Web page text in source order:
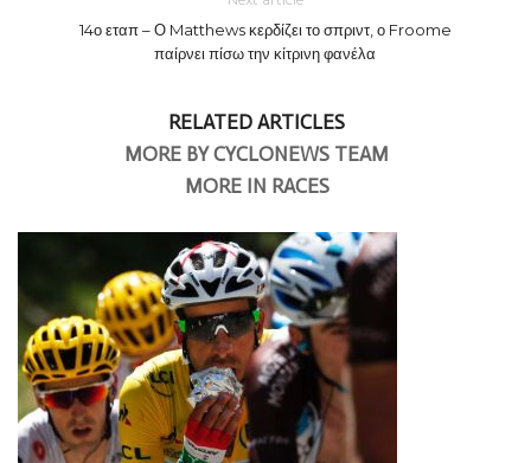
14ο εταπ – Ο Matthews κερδίζει το σπριντ, ο Froome
παίρνει πίσω την κίτρινη φανέλα
RELATED ARTICLES
MORE BY CYCLONEWS TEAM
MORE IN RACES